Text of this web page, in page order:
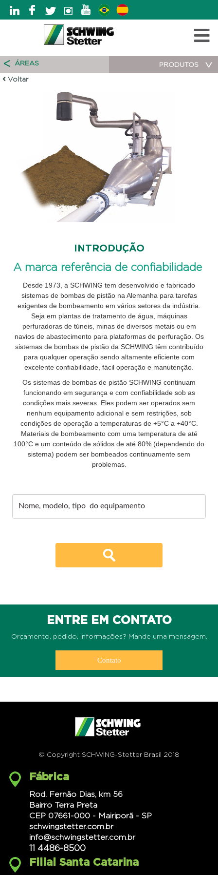
ÁREAS PRODUTOS
Voltar
INTRODUÇÃO
A marca referência de confiabilidade
Desde 1973, a SCHWING tem desenvolvido e fabricado
sistemas de bombas de pistão na Alemanha para tarefas
exigentes de bombeamento em vários setores da indústria.
Seja em plantas de tratamento de água, máquinas
perfuradoras de túneis, minas de diversos metais ou em
navios de abastecimento para plataformas de perfuração. Os
sistemas de bombas de pistão da SCHWING têm contribuído
para qualquer operação sendo altamente eficiente com
excelente confiabilidade, fácil operação e manutenção.
Os sistemas de bombas de pistão SCHWING continuam
funcionando em segurança e com confiabilidade sob as
condições mais severas. Eles podem ser operados sem
nenhum equipamento adicional e sem restrições, sob
condições de operação a temperaturas de +5°C a +40°C.
Materiais de bombeamento com uma temperatura de até
100°C e um conteúdo de sólidos de até 80% (dependendo do
sistema) podem ser bombeados continuamente sem
problemas.
ENTRE EM CONTATO
Orçamento, pedido, informações? Mande uma mensagem.
Contato
© Copyright SCHWING-Stetter Brasil 2018
Fábrica
Rod. Fernão Dias, km 56
Bairro Terra Preta
CEP 07661-000 - Mairiporã - SP
schwingstetter.com.br
info@schwingstetter.com.br
11 4486-8500
Filial Santa Catarina